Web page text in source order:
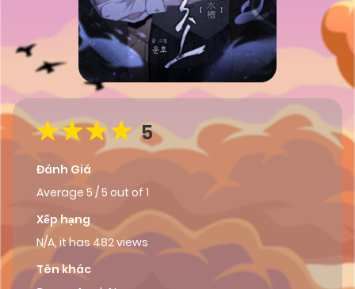
5
Đánh Giá
Average 5 /5 out of 1
Xếp hạng
N/A, it has 482 views
Tên khác